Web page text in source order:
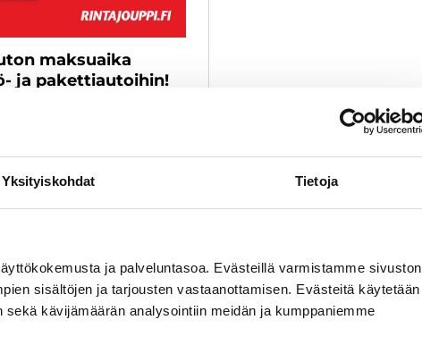
Yksityiskohdat Tietoja
ja palveluntasoa. Evästeillä varmistamme sivuston
sisältöjen ja tarjousten vastaanottamisen. Evästeitä käytetään
kävijämäärän analysointiin meidän ja kumppaniemme
maksuaika
ja pakettiautoihin!